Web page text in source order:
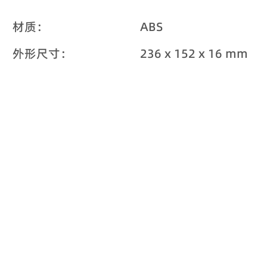
材质：
ABS
外形尺寸：
236 x 152 x 16 mm